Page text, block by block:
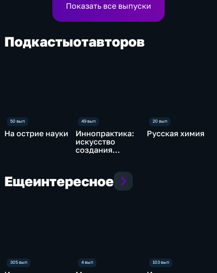
Показать все выпуски
Подкастыотавторов
На острие науки
Иннопрактика:
искусство
создания
Русская химия
Ещеинтересное